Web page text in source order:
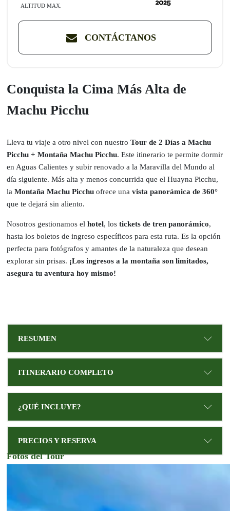
ALTITUD MAX.
CONTÁCTANOS
Conquista la Cima Más Alta de
Machu Picchu
Lleva tu viaje a otro nivel con nuestroTour de 2 Días a Machu
Picchu + Montaña Machu Picchu. Este itinerario te permite dormir
en Aguas Calientes y subir renovado a la Maravilla del Mundo al
día siguiente. Más alta y menos concurrida que el Huayna Picchu,
laMontaña Machu Picchu ofrece unavista panorámica de 360°
que te dejará sin aliento.
Nosotros gestionamos elhotel, lostickets de tren panorámico,
hasta los boletos de ingreso específicos para esta ruta. Es la opción
perfecta para fotógrafos y amantes de la naturaleza que desean
explorar sin prisas. ¡Los ingresos a la montaña son limitados,
asegura tu aventura hoy mismo!
RESUMEN
ITINERARIO COMPLETO
¿QUÉ INCLUYE?
PRECIOS Y RESERVA
Fotos del Tour